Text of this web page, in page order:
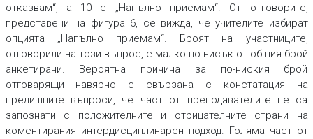
отказвам“, а 10 е „Напълно приемам“. От отговорите,
представени на фигура 6, се вижда, че учителите избират
опцията „Напълно приемам“. Броят на участниците,
отговорили на този въпрос, е малко по-нисък от общия брой
анкетирани. Вероятна причина за по-ниския брой
отговарящи навярно е свързана с констатация на
предишните въпроси, че част от преподавателите не са
запознати с положителните и отрицателните страни на
коментирания интердисциплинарен подход. Голяма част от